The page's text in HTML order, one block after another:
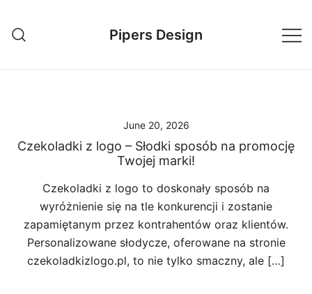
content
Pipers Design
June 20, 2026
Czekoladki z logo – Słodki sposób na promocję
Twojej marki!
Czekoladki z logo to doskonały sposób na
wyróżnienie się na tle konkurencji i zostanie
zapamiętanym przez kontrahentów oraz klientów.
Personalizowane słodycze, oferowane na stronie
czekoladkizlogo.pl, to nie tylko smaczny, ale […]